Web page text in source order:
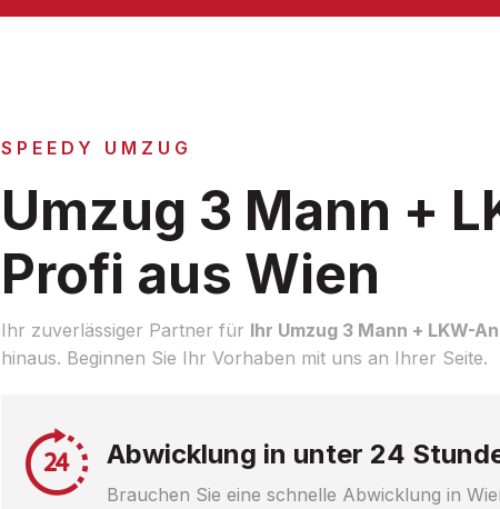
SPEEDY UMZUG
Umzug 3 Mann +
Profi aus Wien
Ihr zuverlässiger Partner für Ihr Umzug 3 Mann + LKW-
hinaus. Beginnen Sie Ihr Vorhaben mit uns an Ihrer Seite.
Abwicklung in unter 24
Brauchen Sie eine schnelle Abwicklung in